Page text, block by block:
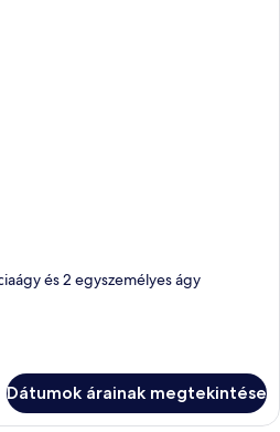
és 2 egyszemélyes ágy
Dátumok árainak megtekintése